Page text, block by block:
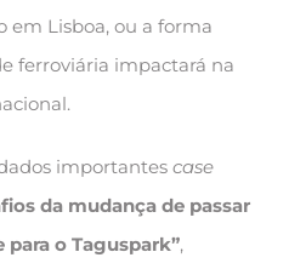
em Lisboa, ou a forma
ferroviária impactará na
importantes case
da mudança de passar
o Taguspark”,